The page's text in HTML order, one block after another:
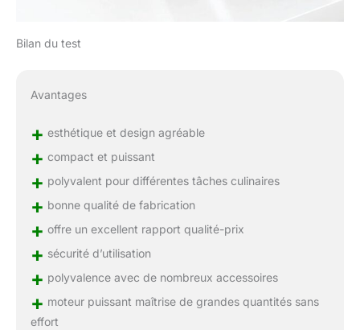
Bilan du test
Avantages
+ esthétique et design agréable
+ compact et puissant
+ polyvalent pour différentes tâches culinaires
+ bonne qualité de fabrication
+ offre un excellent rapport qualité-prix
+ sécurité d’utilisation
+ polyvalence avec de nombreux accessoires
+ moteur puissant maîtrise de grandes quantités sans
effort